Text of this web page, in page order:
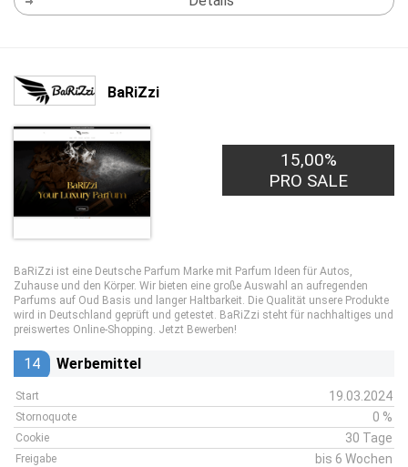
BaRiZzi
15,00%
PRO SALE
BaRiZzi ist eine Deutsche Parfum Marke mit Parfum Ideen für Autos,
Zuhause und den Körper. Wir bieten eine große Auswahl an aufregenden
Parfums auf Oud Basis und langer Haltbarkeit. Die Qualität unsere Produkte
wird in Deutschland geprüft und getestet. BaRiZzi steht für nachhaltiges und
preiswertes Online-Shopping. Jetzt Bewerben!
14 Werbemittel
Start 19.03.2024
Stornoquote 0 %
Cookie 30 Tage
Freigabe bis 6 Wochen